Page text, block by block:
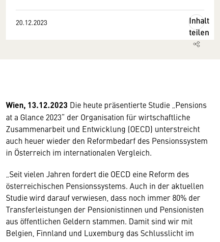
20.12.2023
Inhalt
teilen
Wien, 13.12.2023 Die heute präsentierte Studie „Pensions
at a Glance 2023“ der Organisation für wirtschaftliche
Zusammenarbeit und Entwicklung (OECD) unterstreicht
auch heuer wieder den Reformbedarf des Pensionssystem
in Österreich im internationalen Vergleich.
„Seit vielen Jahren fordert die OECD eine Reform des
österreichischen Pensionssystems. Auch in der aktuellen
Studie wird darauf verwiesen, dass noch immer 80% der
Transferleistungen der Pensionistinnen und Pensionisten
aus öffentlichen Geldern stammen. Damit sind wir mit
Belgien, Finnland und Luxemburg das Schlusslicht im